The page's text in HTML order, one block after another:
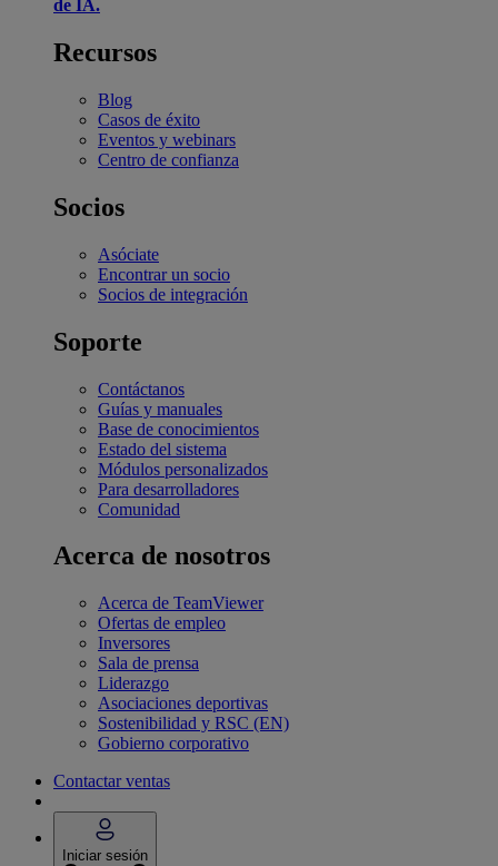
de IA.
Recursos
Blog
Casos de éxito
Eventos y webinars
Centro de confianza
Socios
Asóciate
Encontrar un socio
Socios de integración
Soporte
Contáctanos
Guías y manuales
Base de conocimientos
Estado del sistema
Módulos personalizados
Para desarrolladores
Comunidad
Acerca de nosotros
Acerca de TeamViewer
Ofertas de empleo
Inversores
Sala de prensa
Liderazgo
Asociaciones deportivas
Sostenibilidad y RSC (EN)
Gobierno corporativo
Contactar ventas
Iniciar sesión